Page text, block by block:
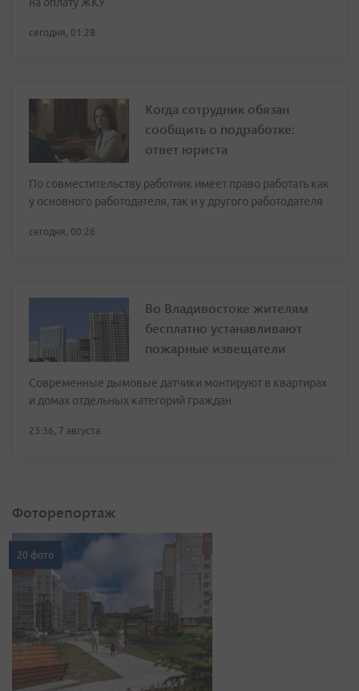
сегодня, 01:28
Когда сотрудник обязан
сообщить о подработке:
ответ юриста
По совместительству работник имеет право работать как
у основного работодателя, так и у другого работодателя
сегодня, 00:26
Во Владивостоке жителям
бесплатно устанавливают
пожарные извещатели
Современные дымовые датчики монтируют в квартирах
и домах отдельных категорий граждан
23:36, 7 августа
Фоторепортаж
20 фото